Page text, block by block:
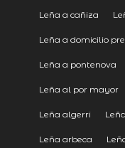
Leña a cañiza
Leña a domicilio
Leña a pontenova
Leña al por mayor
Leña algerri
Leña arbeca